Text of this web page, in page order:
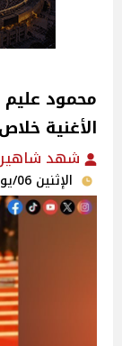
محمود
الأغنية
شهد
الإثنين 06/يوليو/2026 - 07:40 م